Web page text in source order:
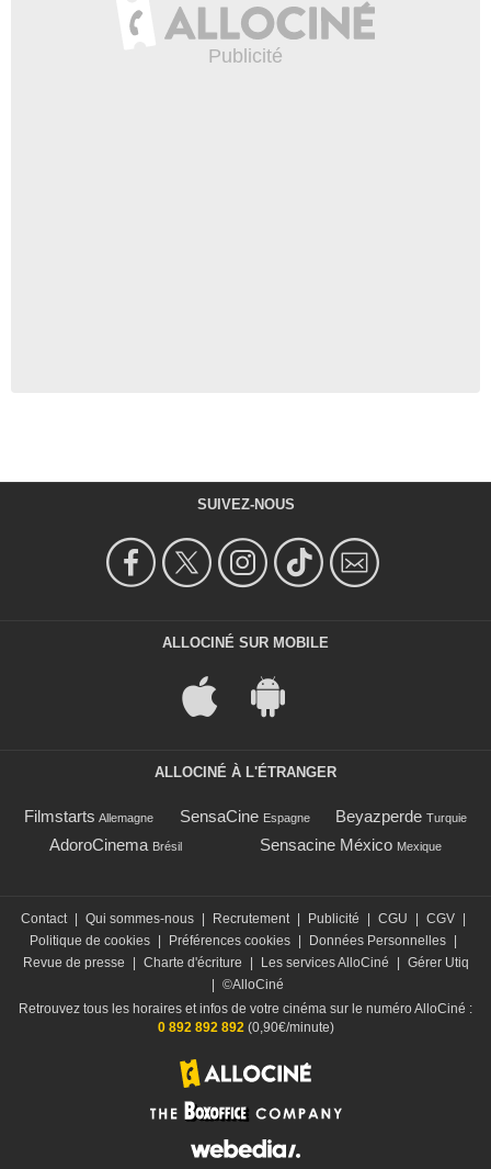
SUIVEZ-NOUS
ALLOCINÉ SUR MOBILE
ALLOCINÉ À L'ÉTRANGER
Filmstarts Allemagne SensaCine Espagne Beyazperde Turquie
AdoroCinema Brésil Sensacine México Mexique
Contact Qui sommes-nous Recrutement Publicité CGU CGV
Politique de cookies
Préférences cookies Données Personnelles
Revue de presse
Charte d'écriture Les services AlloCiné
Gérer Utiq
©AlloCiné
Retrouvez tous les horaires et infos de votre cinéma sur le numéro AlloCiné :
0 892 892 892(0,90€/minute)